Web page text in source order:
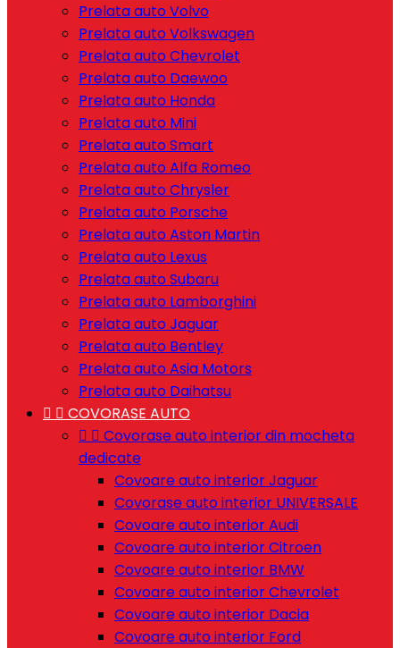
Prelata auto Volvo
Prelata auto Volkswagen
Prelata auto Chevrolet
Prelata auto Daewoo
Prelata auto Honda
Prelata auto Mini
Prelata auto Smart
Prelata auto Alfa Romeo
Prelata auto Chrysler
Prelata auto Porsche
Prelata auto Aston Martin
Prelata auto Lexus
Prelata auto Subaru
Prelata auto Lamborghini
Prelata auto Jaguar
Prelata auto Bentley
Prelata auto Asia Motors
Prelata auto Daihatsu
  COVORASE AUTO
  Covorase auto interior din mocheta
dedicate
Covoare auto interior Jaguar
Covorase auto interior UNIVERSALE
Covoare auto interior Audi
Covoare auto interior Citroen
Covoare auto interior BMW
Covoare auto interior Chevrolet
Covoare auto interior Dacia
Covoare auto interior Ford